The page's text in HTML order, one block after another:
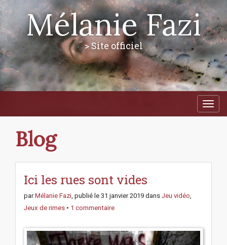
Mélanie Fazi
> Site officiel
M
i
i
Blog
Ici les rues sont vides
parMélanie Fazi, publié le 31 janvier 2019 dans Jeu vidéo,
Jeux de rimes • 1 commentaire